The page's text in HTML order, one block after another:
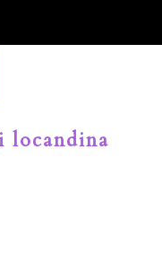
locandina